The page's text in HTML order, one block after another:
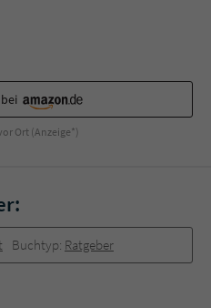
Ort (Anzeige*)
Buchtyp: Ratgeber